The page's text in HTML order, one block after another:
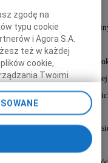
Nestorkę naszej
dobroci i szlachetności.
nić łączącą nas z tym
się w latach II Rzeczpospolitej
wzór wartości i postaw
Duszy i pogrzeb odbędą
roku o godzinie 11.50
zgodę na
typu cookie
i Agora S.A.
też w każdej
cookie,
Twoimi
serwisu i
jest także za